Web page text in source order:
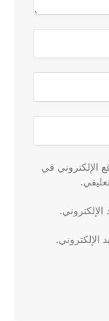
الإلكتروني في
الإلكتروني.
الإلكتروني.